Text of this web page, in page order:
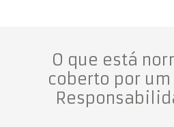
O que está
coberto por